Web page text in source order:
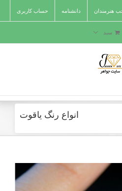
هنرمندان دانشنامه حساب کاربری
سبد
انواع رنگ یاقوت